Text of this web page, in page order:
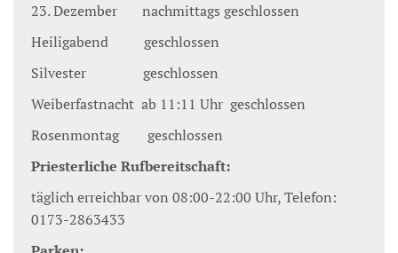
23. Dezember nachmittags geschlossen
Heiligabend geschlossen
Silvester geschlossen
Weiberfastnacht ab 11:11 Uhr geschlossen
Rosenmontag geschlossen
Priesterliche Rufbereitschaft:
täglich erreichbar von 08:00-22:00 Uhr, Telefon:
0173-2863433